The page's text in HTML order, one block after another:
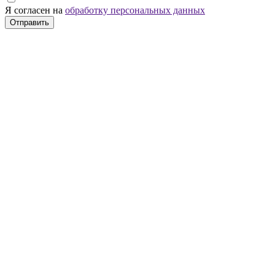
Я согласен на обработку персональных данных